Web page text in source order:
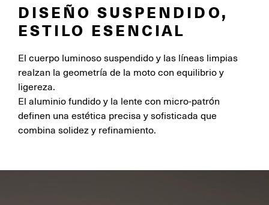
DISEÑO SUSPENDIDO,
ESTILO ESENCIAL
El cuerpo luminoso suspendido y las líneas limpias
realzan la geometría de la moto con equilibrio y
ligereza.
El aluminio fundido y la lente con micro-patrón
definen una estética precisa y sofisticada que
combina solidez y refinamiento.